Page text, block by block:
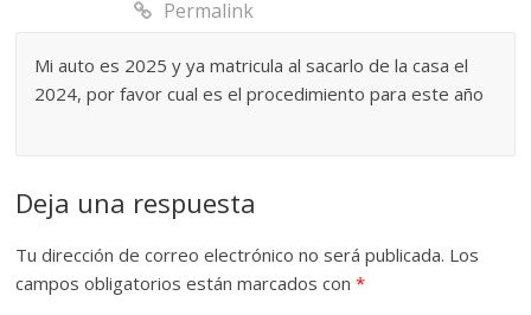
Permalink
Mi auto es 2025 y ya matricula al sacarlo de la casa el
2024, por favor cual es el procedimiento para este año
Deja una respuesta
Tu dirección de correo electrónico no será publicada. Los
campos obligatorios están marcados con*